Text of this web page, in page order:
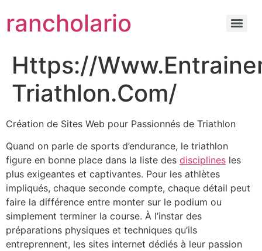
rancholario
Https://
Triathlon.Com/
Création de Sites Web pour Passionnés de Triathlon
Quand on parle de sports d’endurance, le triathlon
figure en bonne place dans la liste des disciplines les
plus exigeantes et captivantes. Pour les athlètes
impliqués, chaque seconde compte, chaque détail peut
faire la différence entre monter sur le podium ou
simplement terminer la course. À l’instar des
préparations physiques et techniques qu’ils
entreprennent, les sites internet dédiés à leur passion